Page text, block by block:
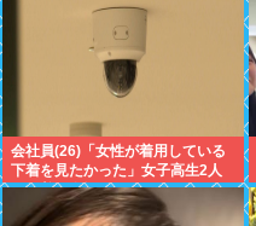
会社員(26)「女性が着用している
下着を見たかった」女子高生2人
の下着を盗撮